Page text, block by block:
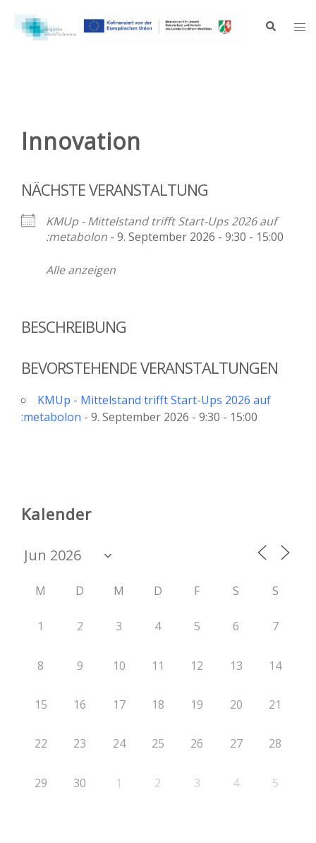
Inhalt
springen
Suche
Innovation
NÄCHSTE VERANSTALTUNG
KMUp - Mittelstand trifft Start-Ups 2026 auf
:metabolon - 9. September 2026 - 9:30 - 15:00
Alle anzeigen
BESCHREIBUNG
BEVORSTEHENDE VERANSTALTUNGEN
KMUp - Mittelstand trifft Start-Ups 2026 auf
:metabolon - 9. September 2026 - 9:30 - 15:00
Kalender
M D M D F S S
1 2 3 4 5 6 7
8 9 10 11 12 13 14
15 16 17 18 19 20 21
22 23 24 25 26 27 28
29 30 1 2 3 4 5